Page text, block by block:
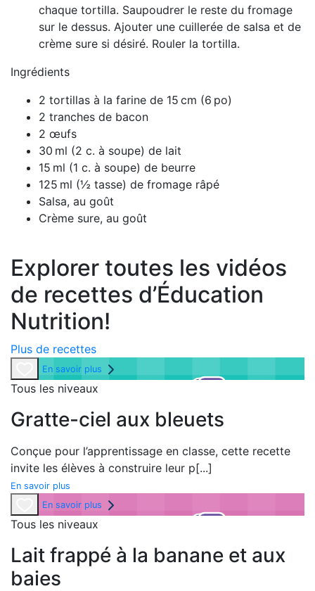
Ingrédients
2 tortillas à la farine de 15 cm (6 po)
2 tranches de bacon
2 œufs
30 ml (2 c. à soupe) de lait
15 ml (1 c. à soupe) de beurre
125 ml (½ tasse) de fromage râpé
Salsa, au goût
Crème sure, au goût
chaque tortilla. Saupoudrer le reste du fromage
sur le dessus. Ajouter une cuillerée de salsa et de
crème sure si désiré. Rouler la tortilla.
Explorer toutes les vidéos
de recettes d’Éducation
Nutrition!
Plus de recettes
En savoir plus
Tous les niveaux
Gratte-ciel aux bleuets
Conçue pour l’apprentissage en classe, cette recette
invite les élèves à construire leur p[...]
En savoir plus
En savoir plus
Tous les niveaux
Lait frappé à la banane et aux
baies